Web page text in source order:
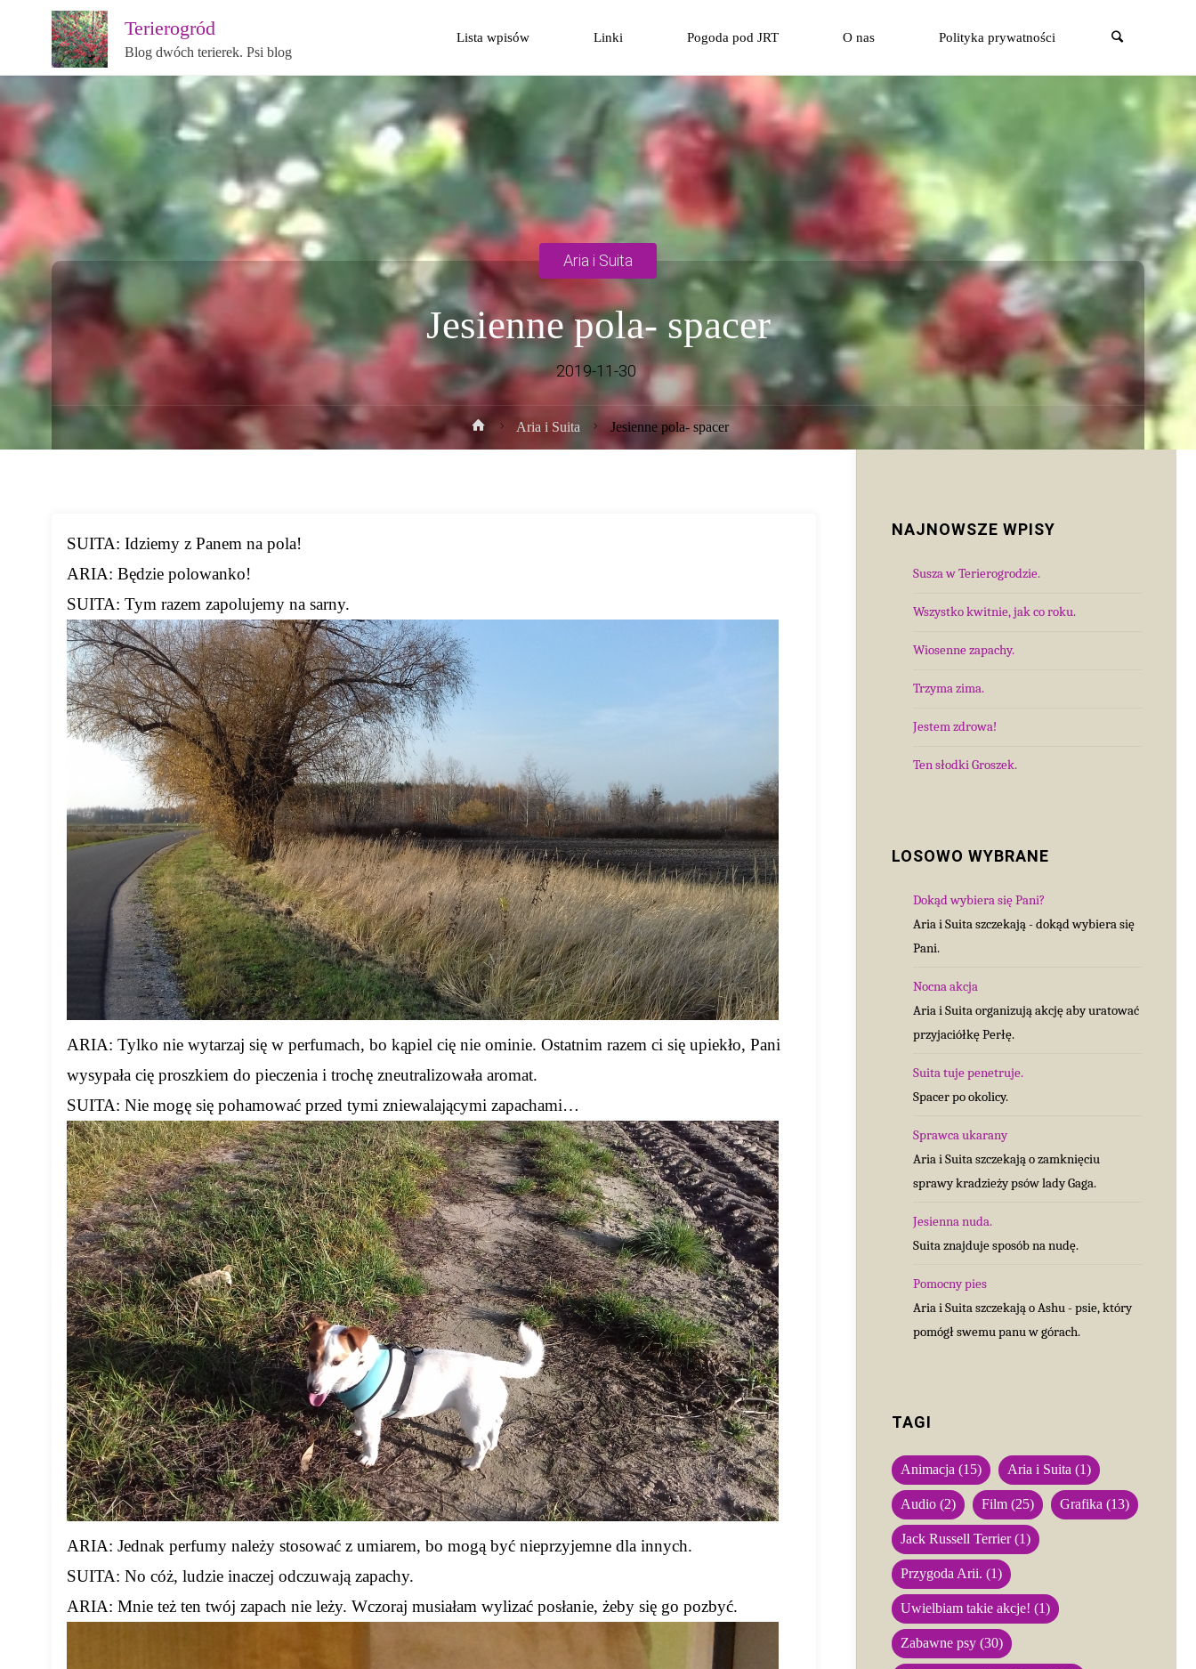
Terierogród
Blog dwóch terierek. Psi blog
do
treści
Lista wpisów Linki Pogoda pod JRT O nas Polityka prywatności
Jesienne pola- spacer
2019-11-30
Aria i Suita
Strona
główna
Aria i Suita Jesienne pola- spacer
SUITA: Idziemy z Panem na pola!
ARIA: Będzie polowanko!
SUITA: Tym razem zapolujemy na sarny.
ARIA: Tylko nie wytarzaj się w perfumach, bo kąpiel cię nie ominie. Ostatnim razem ci się upiekło, Pani
wysypała cię proszkiem do pieczenia i trochę zneutralizowała aromat.
SUITA: Nie mogę się pohamować przed tymi zniewalającymi zapachami…
ARIA: Jednak perfumy należy stosować z umiarem, bo mogą być nieprzyjemne dla innych.
SUITA: No cóż, ludzie inaczej odczuwają zapachy.
ARIA: Mnie też ten twój zapach nie leży. Wczoraj musiałam wylizać posłanie, żeby się go pozbyć.
NAJNOWSZE WPISY
Susza w Terierogrodzie.
Wszystko kwitnie, jak co roku.
Wiosenne zapachy.
Trzyma zima.
Jestem zdrowa!
Ten słodki Groszek.
LOSOWO WYBRANE
Dokąd wybiera się Pani?
Aria i Suita szczekają - dokąd wybiera się
Pani.
Nocna akcja
Aria i Suita organizują akcję aby uratować
przyjaciółkę Perłę.
Suita tuje penetruje.
Spacer po okolicy.
Sprawca ukarany
Aria i Suita szczekają o zamknięciu
sprawy kradzieży psów lady Gaga.
Jesienna nuda.
Suita znajduje sposób na nudę.
Pomocny pies
Aria i Suita szczekają o Ashu - psie, który
pomógł swemu panu w górach.
TAGI
Animacja (15) Aria i Suita (1)
Audio (2) Film (25) Grafika (13)
Jack Russell Terrier(1)
Przygoda Arii. (1)
Uwielbiam takie akcje! (1)
Zabawne psy (30)